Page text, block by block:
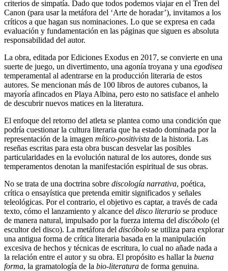
criterios de simpatía. Dado que todos podemos viajar en el Tren del
Canon (para usar la metáfora del ‘Arte de horadar’), invitamos a los
críticos a que hagan sus nominaciones. Lo que se expresa en cada
evaluación y fundamentación en las páginas que siguen es absoluta
responsabilidad del autor.
La obra, editada por Ediciones Exodus en 2017, se convierte en una
suerte de juego, un divertimento, una agonía troyana y una egodisea
temperamental al adentrarse en la producción literaria de estos
autores. Se mencionan más de 100 libros de autores cubanos, la
mayoría afincados en Playa Albina, pero esto no satisface el anhelo
de descubrir nuevos matices en la literatura.
El enfoque del retorno del atleta se plantea como una condición que
podría cuestionar la cultura literaria que ha estado dominada por la
representación de la imagen mítico-positivista de la historia. Las
reseñas escritas para esta obra buscan desvelar las posibles
particularidades en la evolución natural de los autores, donde sus
temperamentos denotan la manifestación espiritual de sus obras.
No se trata de una doctrina sobre discología narrativa, poética,
crítica o ensayística que pretenda emitir significados y señales
teleológicas. Por el contrario, el objetivo es captar, a través de cada
texto, cómo el lanzamiento y alcance del disco literario se produce
de manera natural, impulsado por la fuerza interna del discóbolo (el
escultor del disco). La metáfora del discóbolo se utiliza para explorar
una antigua forma de crítica literaria basada en la manipulación
excesiva de hechos y técnicas de escritura, lo cual no añade nada a
la relación entre el autor y su obra. El propósito es hallar la buena
forma, la gramatología de la bio-literatura de forma genuina.